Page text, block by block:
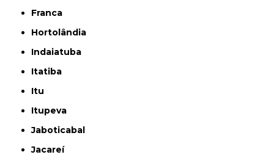
Franca
Hortolândia
Indaiatuba
Itatiba
Itu
Itupeva
Jaboticabal
Jacareí